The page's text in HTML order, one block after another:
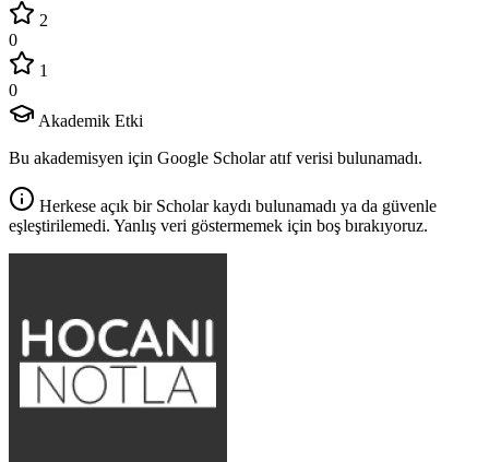
2
0
1
0
Akademik Etki
Bu akademisyen için Google Scholar atıf verisi bulunamadı.
Herkese açık bir Scholar kaydı bulunamadı ya da güvenle
eşleştirilemedi. Yanlış veri göstermemek için boş bırakıyoruz.